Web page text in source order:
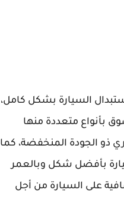
السيارة بشكل كامل،
بأنواع متعددة منها
ذو الجودة المنخفضة، كما
بأفضل شكل وبالعمر
على السيارة من أجل